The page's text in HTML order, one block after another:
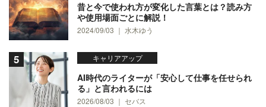
昔と今で使われ方が変化した言葉とは？読み方
や使用場面ごとに解説！
2024/09/03 ｜ 水木ゆう
キャリアアップ
AI時代のライターが「安心して仕事を任せられ
る」と言われるには
2026/08/03 ｜ セバス